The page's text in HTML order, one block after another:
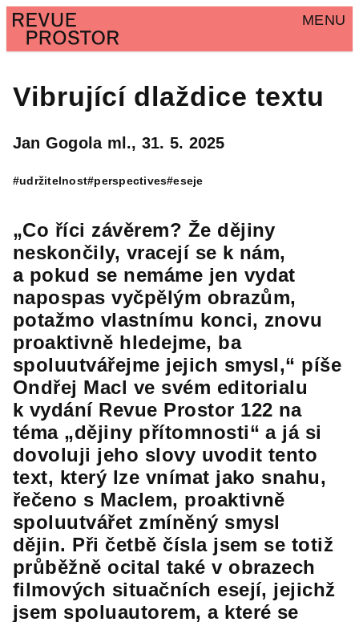
MENU
Vibrující dlaždice textu
Jan Gogola ml., 31. 5. 2025
#udržitelnost#perspectives#eseje
„Co říci závěrem? Že dějiny
neskončily, vracejí se k nám,
a pokud se nemáme jen vydat
napospas vyčpělým obrazům,
potažmo vlastnímu konci, znovu
proaktivně hledejme, ba
spoluutvářejme jejich smysl,“ píše
Ondřej Macl ve svém editorialu
k vydání Revue Prostor 122 na
téma „dějiny přítomnosti“ a já si
dovoluji jeho slovy uvodit tento
text, který lze vnímat jako snahu,
řečeno s Maclem, proaktivně
spoluutvářet zmíněný smysl
dějin. Při četbě čísla jsem se totiž
průběžně ocital také v obrazech
filmových situačních esejí, jejichž
jsem spoluautorem, a které se